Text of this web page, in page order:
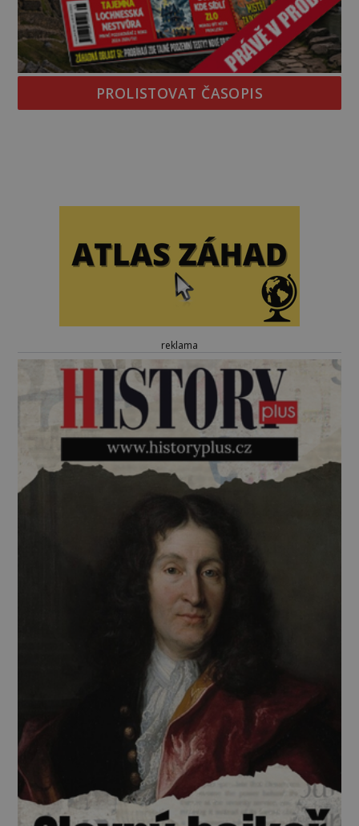
PROLISTOVAT ČASOPIS
reklama